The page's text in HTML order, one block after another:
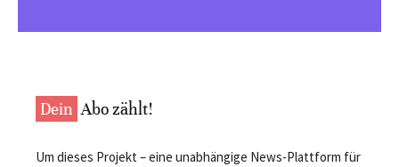
Dein Abo zählt!
Um dieses Projekt – eine unabhängige News-Plattform für